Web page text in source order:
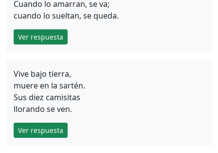
Cuando lo amarran, se va;
cuando lo sueltan, se queda.
Ver respuesta
Vive bajo tierra,
muere en la sartén.
Sus diez camisitas
llorando se ven.
Ver respuesta